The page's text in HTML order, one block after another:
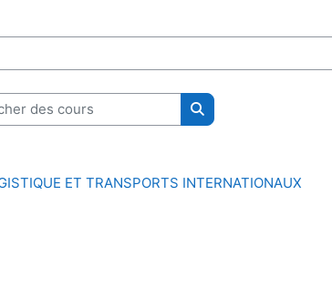
de cours
des cours
Rechercher des cours
ET TRANSPORTS INTERNATIONAUX